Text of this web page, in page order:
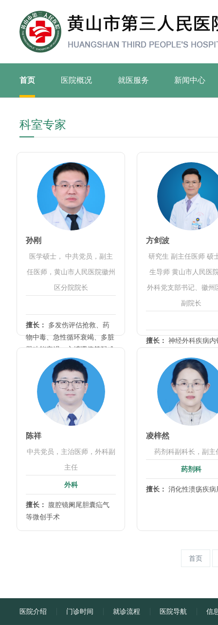
首页 医院概况 就医服务 新闻中心
科室专家
孙刚
医学硕士， 中共党员，副主
任医师，黄山市人民医院徽州
区分院院长
擅长：
多发伤评估抢救、药
物中毒、急性循环衰竭、多脏
器功能衰竭、心搏骤停等疑难
重症抢救
方剑波
研究生 副主任医师 硕
生导师 黄山市人民医
外科党支部书记、徽州
副院长
擅长： 神经外科疾病内
伤、脑肿瘤、神经重症
疾病诊治
陈祥
中共党员，主治医师，外科副
主任
外科
擅长：
腹腔镜阑尾胆囊疝气
等微创手术
凌梓然
药剂科副科长，副主
药剂科
擅长： 消化性溃疡疾病
首页
医院介绍 门诊时间 就诊流程 医院导航 信